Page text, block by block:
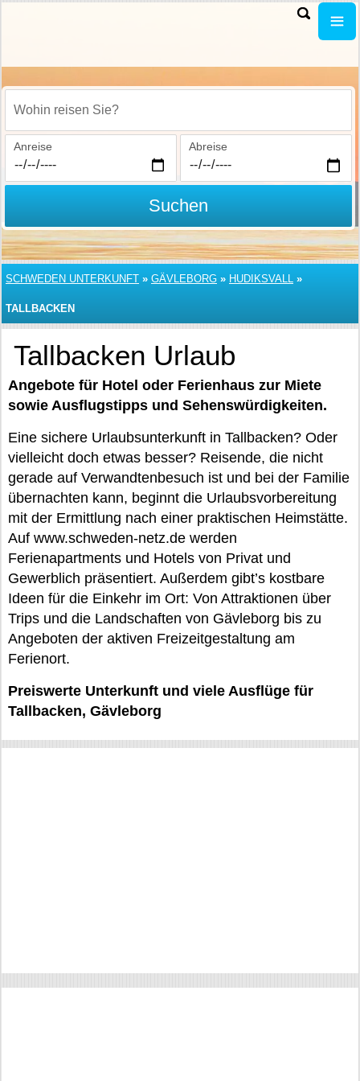
Wohin reisen Sie?
Anreise Abreise
Suchen
SCHWEDEN UNTERKUNFT » GÄVLEBORG » HUDIKSVALL »
TALLBACKEN
Tallbacken Urlaub
Angebote für Hotel oder Ferienhaus zur Miete
sowie Ausflugstipps und Sehenswürdigkeiten.
Eine sichere Urlaubsunterkunft in Tallbacken? Oder
vielleicht doch etwas besser? Reisende, die nicht
gerade auf Verwandtenbesuch ist und bei der Familie
übernachten kann, beginnt die Urlaubsvorbereitung
mit der Ermittlung nach einer praktischen Heimstätte.
Auf www.schweden-netz.de werden
Ferienapartments und Hotels von Privat und
Gewerblich präsentiert. Außerdem gibt’s kostbare
Ideen für die Einkehr im Ort: Von Attraktionen über
Trips und die Landschaften von Gävleborg bis zu
Angeboten der aktiven Freizeitgestaltung am
Ferienort.
Preiswerte Unterkunft und viele Ausflüge für
Tallbacken, Gävleborg